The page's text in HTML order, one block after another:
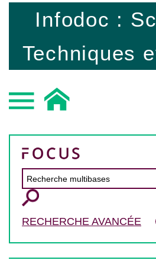
Infodoc :
Techniques
RECHERCHE AVANCÉE